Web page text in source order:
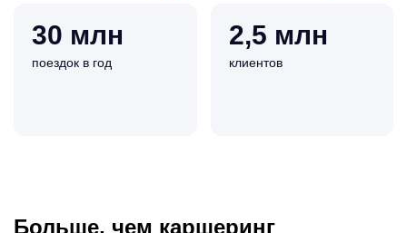
30 млн
поездок в год
2,5 млн
клиентов
Больше, чем каршеринг